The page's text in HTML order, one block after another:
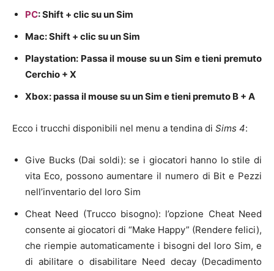
PC: Shift + clic su un Sim
Mac: Shift + clic su un Sim
Playstation: Passa il mouse su un Sim e tieni premuto
Cerchio + X
Xbox: passa il mouse su un Sim e tieni premuto B + A
Ecco i trucchi disponibili nel menu a tendina di Sims 4:
Give Bucks (Dai soldi): se i giocatori hanno lo stile di
vita Eco, possono aumentare il numero di Bit e Pezzi
nell’inventario del loro Sim
Cheat Need (Trucco bisogno): l’opzione Cheat Need
consente ai giocatori di “Make Happy” (Rendere felici),
che riempie automaticamente i bisogni del loro Sim, e
di abilitare o disabilitare Need decay (Decadimento